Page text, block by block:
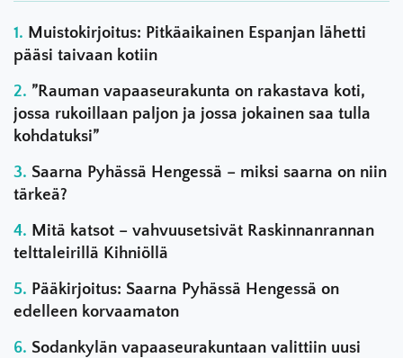
Muistokirjoitus: Pitkäaikainen Espanjan lähetti
pääsi taivaan kotiin
”Rauman vapaaseurakunta on rakastava koti,
jossa rukoillaan paljon ja jossa jokainen saa tulla
kohdatuksi”
Saarna Pyhässä Hengessä – miksi saarna on niin
tärkeä?
Mitä katsot – vahvuusetsivät Raskinnanrannan
telttaleirillä Kihniöllä
Pääkirjoitus: Saarna Pyhässä Hengessä on
edelleen korvaamaton
Sodankylän vapaaseurakuntaan valittiin uusi